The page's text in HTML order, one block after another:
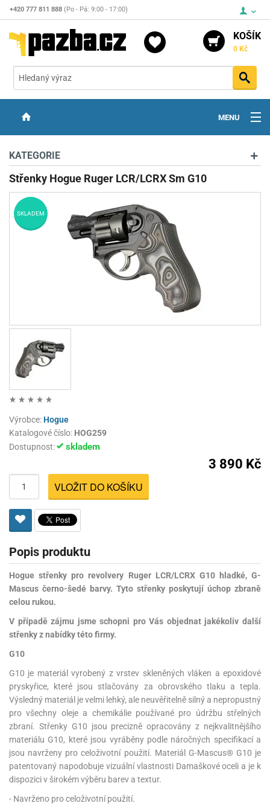
+420 777 811 888 (Po - Pá: 9:00 - 17:00)
KOŠÍK
0 Kč
MENU
OPTIKA
STŘELIVO
PŘÍSLUŠENSTVÍ
DETEKTORY KOVŮ
KATEGORIE
Střenky Hogue Ruger LCR/LCRX Sm G10
SKLADEM
Výrobce:Hogue
Katalogové číslo: HOG259
Dostupnost:
skladem
3 890 Kč
VLOŽIT DO KOŠÍKU
Popis produktu
Hogue střenky pro revolvery Ruger LCR/LCRX G10 hladké, G-
Mascus černo-šedé barvy. Tyto střenky poskytují úchop zbraně
celou rukou.
V případě zájmu jsme schopni pro Vás objednat jakékoliv další
střenky z nabídky této firmy.
G10
G10 je materiál vyrobený z vrstev skleněných vláken a epoxidové
pryskyřice, které jsou stlačovány za obrovského tlaku a tepla.
Výsledný materiál je velmi lehký, ale neuvěřitelně silný a nepropustný
pro všechny oleje a chemikálie používané pro údržbu střelných
zbraní. Střenky G10 jsou precizně opracovány z nejkvalitnějšího
materiálu G10, které jsou vyráběny podle náročných specifikací a
jsou navrženy pro celoživotní použití. Materiál G-Mascus® G10 je
patentovaný napodobuje vizuální vlastnosti Damaškové oceli a je k
dispozici v širokém výběru barev a textur.
- Navrženo pro celoživotní použití.